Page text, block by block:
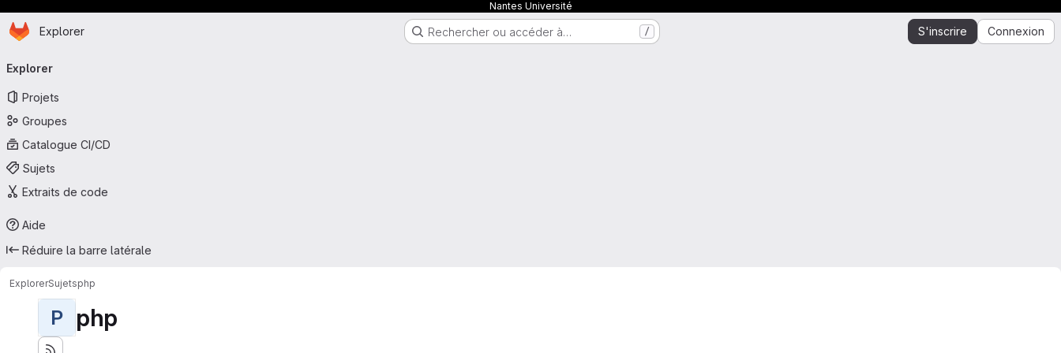
Nantes Université
Passer au contenu principal
Page d'accueil
Explorer Rechercher ou accéder à… / S'inscrire Connexion
principale
Explorer
Projets
Groupes
Catalogue CI/CD
Sujets
Extraits de code
Aide
Réduire la barre latérale
ExplorerSujetsphp
P php